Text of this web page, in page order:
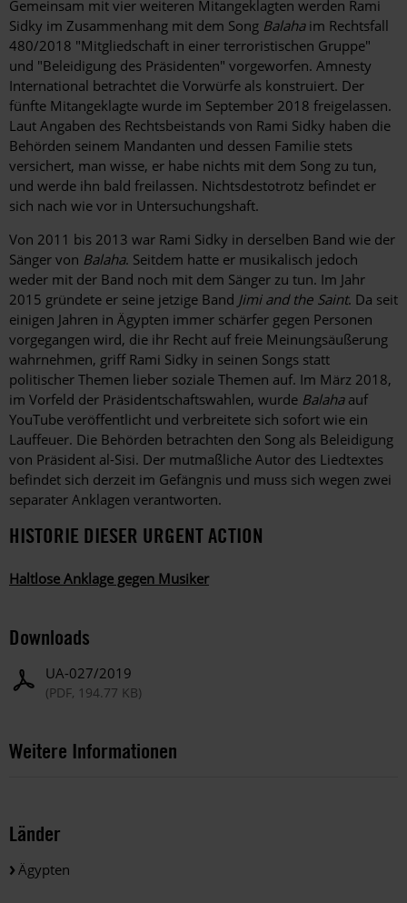
Gemeinsam mit vier weiteren Mitangeklagten werden Rami
Sidky im Zusammenhang mit dem Song Balahaim Rechtsfall
480/2018 "Mitgliedschaft in einer terroristischen Gruppe"
und "Beleidigung des Präsidenten" vorgeworfen. Amnesty
International betrachtet die Vorwürfe als konstruiert. Der
fünfte Mitangeklagte wurde im September 2018 freigelassen.
Laut Angaben des Rechtsbeistands von Rami Sidky haben die
Behörden seinem Mandanten und dessen Familie stets
versichert, man wisse, er habe nichts mit dem Song zu tun,
und werde ihn bald freilassen. Nichtsdestotrotz befindet er
sich nach wie vor in Untersuchungshaft.
Von 2011 bis 2013 war Rami Sidky in derselben Band wie der
Sänger von Balaha. Seitdem hatte er musikalisch jedoch
weder mit der Band noch mit dem Sänger zu tun. Im Jahr
2015 gründete er seine jetzige Band Jimi and the Saint. Da seit
einigen Jahren in Ägypten immer schärfer gegen Personen
vorgegangen wird, die ihr Recht auf freie Meinungsäußerung
wahrnehmen, griff Rami Sidky in seinen Songs statt
politischer Themen lieber soziale Themen auf. Im März 2018,
im Vorfeld der Präsidentschaftswahlen, wurde Balahaauf
YouTube veröffentlicht und verbreitete sich sofort wie ein
Lauffeuer. Die Behörden betrachten den Song als Beleidigung
von Präsident al-Sisi. Der mutmaßliche Autor des Liedtextes
befindet sich derzeit im Gefängnis und muss sich wegen zwei
separater Anklagen verantworten.
HISTORIE DIESER URGENT ACTION
Haltlose Anklage gegen Musiker
Downloads
UA-027/2019
(PDF, 194.77 KB)
Weitere Informationen
Länder
Ägypten